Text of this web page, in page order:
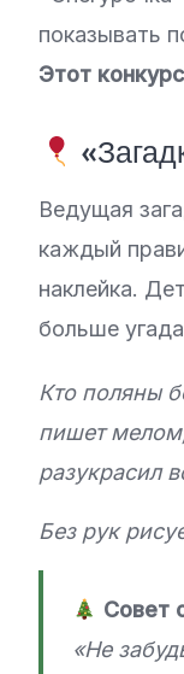
показывать
Этот
Ведущая
каждый
наклейка.
больше
Кто поляны
пишет
разукрасил
Без рук
Совет
«Не